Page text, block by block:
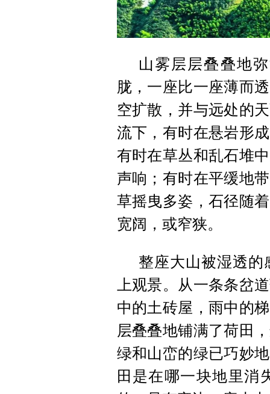
山雾层层叠叠地
胧，一座比一座薄而
空扩散，并与远处的
流下，有时在悬岩形
有时在草丛和乱石堆
声响；有时在平缓地
草摇曳多姿， 石径随
宽阔，或窄狭。
整座大山被湿透的
上观景。从一条条岔
中的土砖屋，雨中的
层叠叠地铺满了荷田
绿和山峦的绿已巧妙
田是在哪一块地里消